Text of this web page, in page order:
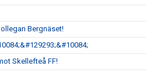
Bergnäset!
Skellefteå FF!